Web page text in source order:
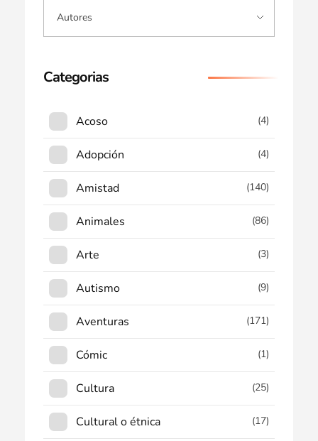
Categorias
Acoso (4)
Adopción (4)
Amistad (140)
Animales (86)
Arte (3)
Autismo (9)
Aventuras (171)
Cómic (1)
Cultura (25)
Cultural o étnica (17)